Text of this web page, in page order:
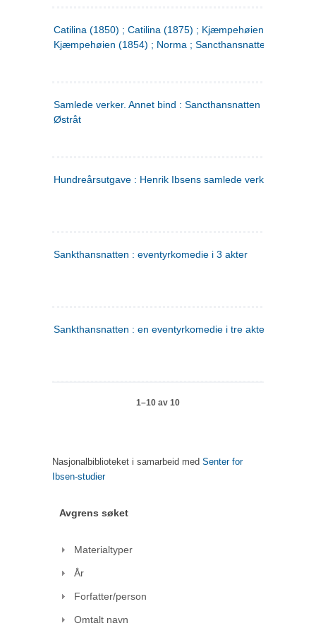
Catilina (1850) ; Catilina (1875) ; Kjæmpehøien (1850) ;
Kjæmpehøien (1854) ; Norma ; Sancthansnatten
Samlede verker. Annet bind : Sancthansnatten ; Fru Inger
Østråt
Hundreårsutgave : Henrik Ibsens samlede verker. 2
Sankthansnatten : eventyrkomedie i 3 akter
Sankthansnatten : en eventyrkomedie i tre akter
1–10 av 10
Nasjonalbiblioteket i samarbeid med Senter for
Ibsen-studier
Avgrens søket
Materialtyper
År
Forfatter/person
Omtalt navn